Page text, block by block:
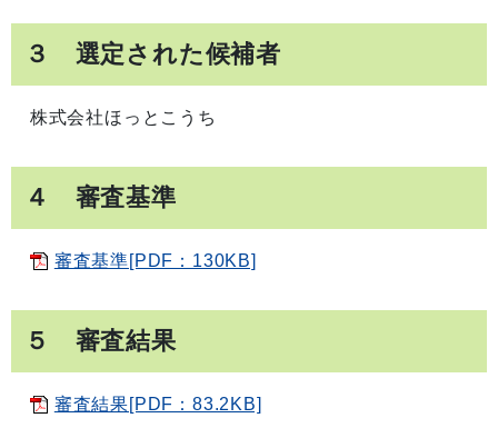
３ 選定された候補者
株式会社ほっとこうち
４ 審査基準
審査基準[PDF：130KB]
５ 審査結果
審査結果[PDF：83.2KB]